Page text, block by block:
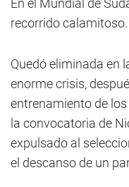
En el Mundial de
recorrido calamitoso.
Quedó eliminada en
enorme crisis,
entrenamiento de
la convocatoria de
expulsado al
el descanso de un